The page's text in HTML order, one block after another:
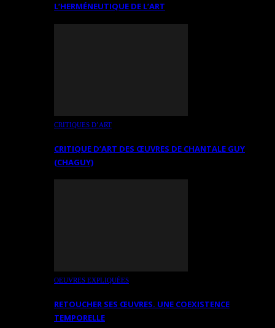
L’HERMÉNEUTIQUE DE L’ART
CRITIQUES D’ART
CRITIQUE D’ART DES ŒUVRES DE CHANTALE GUY
(CHAGUY)
OEUVRES EXPLIQUÉES
RETOUCHER SES ŒUVRES. UNE COEXISTENCE
TEMPORELLE